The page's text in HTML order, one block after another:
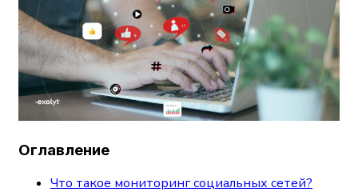
Оглавление
Что такое мониторинг социальных сетей?